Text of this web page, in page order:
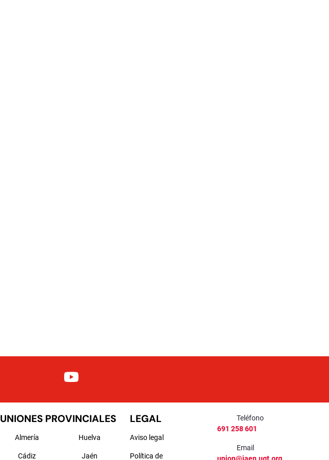
UNIONES PROVINCIALES
Almería
Cádiz
Huelva
Jaén
LEGAL
Aviso legal
Política de
Teléfono
691 258 601
Email